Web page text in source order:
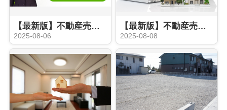
【最新版】不動産売却の際に相続や税金などの相談はどこにする？気になる費用もご紹介
2025-08-06
【最新版】不動産売却時の媒介契約とは？種類やおすすめのタイプをご紹介
2025-08-08